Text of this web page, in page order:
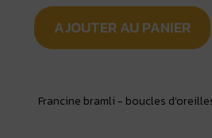
AJOUTER AU PANIER
Francine bramli - boucles